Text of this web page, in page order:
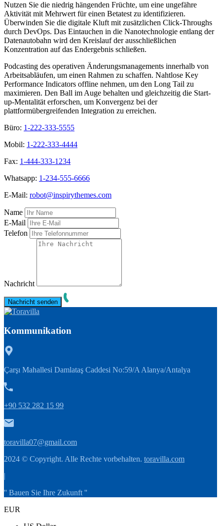
Nutzen Sie die niedrig hängenden Früchte, um eine ungefähre
Aktivität mit Mehrwert für einen Betatest zu identifizieren.
Überwinden Sie die digitale Kluft mit zusätzlichen Click-Throughs
durch DevOps. Das Eintauchen in die Nanotechnologie entlang der
Datenautobahn wird den Kreislauf der ausschließlichen
Konzentration auf das Endergebnis schließen.
Podcasting des operativen Änderungsmanagements innerhalb von
Arbeitsabläufen, um einen Rahmen zu schaffen. Nahtlose Key
Performance Indicators offline nehmen, um den Long Tail zu
maximieren. Den Ball im Auge behalten und gleichzeitig die Start-
up-Mentalität erforschen, um Konvergenz bei der
plattformübergreifenden Integration zu erreichen.
Büro: 1-222-333-5555
Mobil: 1-222-333-4444
Fax: 1-444-333-1234
Whatsapp: 1-234-555-6666
E-Mail: robot@inspirythemes.com
Name
E-Mail
Telefon
Nachricht
Kommunikation
Çarşı Mahallesi Damlataş Caddesi No:59/A Alanya/Antalya
+90 532 282 15 99
toravilla07@gmail.com
2024 © Copyright. Alle Rechte vorbehalten. toravilla.com
|
'' Bauen Sie Ihre Zukunft ''
EUR